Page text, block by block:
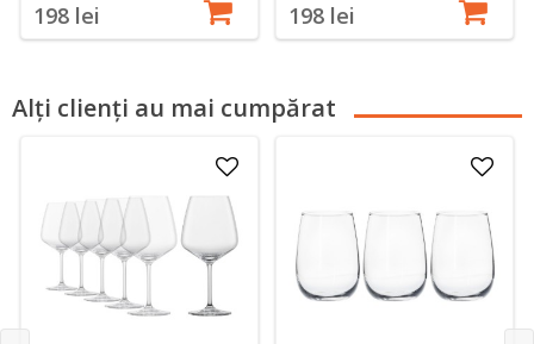
198 lei 198 lei
Alți clienți au mai cumpărat